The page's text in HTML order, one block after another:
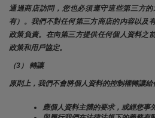
通過商店訪問，您也必須遵守這些第三方
有）。我們不對任何第三方商店的內容以及
政策負責。在向第三方提供任何個人資料之
政策和用戶協定。
（3） 轉讓
原則上，我們不會將個人資料的控制權轉讓
應個人資料主體的要求，或經您事